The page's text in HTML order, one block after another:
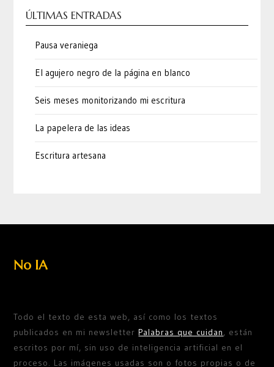
ÚLTIMAS ENTRADAS
Pausa veraniega
El agujero negro de la página en blanco
Seis meses monitorizando mi escritura
La papelera de las ideas
Escritura artesana
No IA
Todo el texto de esta web, así como los textos
publicados en mi newsletterPalabras que cuidan, están
escritos por mí, sin uso de inteligencia artificial en el
proceso. Las imágenes usadas son o fotos propias o de